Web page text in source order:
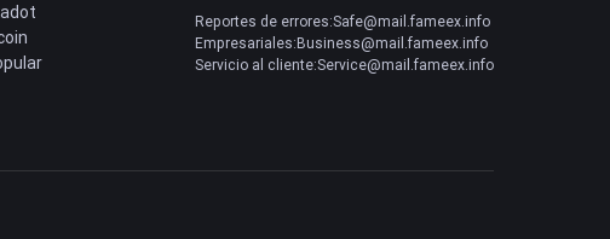
Reportes de errores:Safe@mail.fameex.info
Empresariales:Business@mail.fameex.info
Servicio al cliente:Service@mail.fameex.info